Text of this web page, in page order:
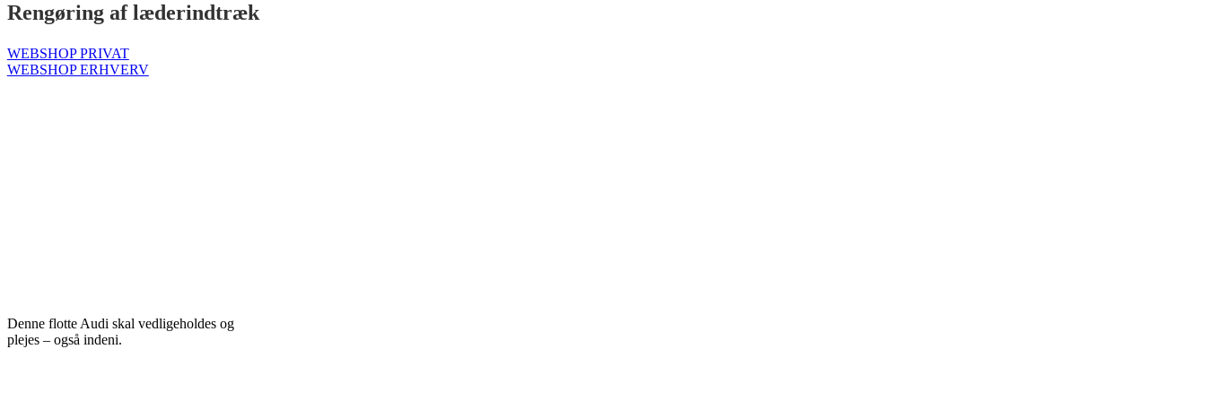
Rengøring af læderindtræk
WEBSHOP PRIVAT
WEBSHOP ERHVERV
Denne flotte Audi skal vedligeholdes og
plejes – også indeni.